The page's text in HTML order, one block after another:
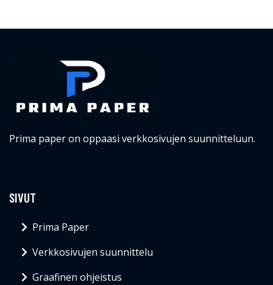
Prima paper on oppaasi verkkosivujen suunnitteluun.
SIVUT
Prima Paper
Verkkosivujen suunnittelu
Graafinen ohjeistus